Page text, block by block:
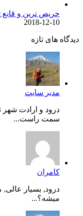
حریص ترین و قانع
2018-12-10
دیدگاه های تازه
مدیر سایت
درود و ارادت شهر
سمت راست...
کامران
درود, بسیار عالی,
میشه؟...